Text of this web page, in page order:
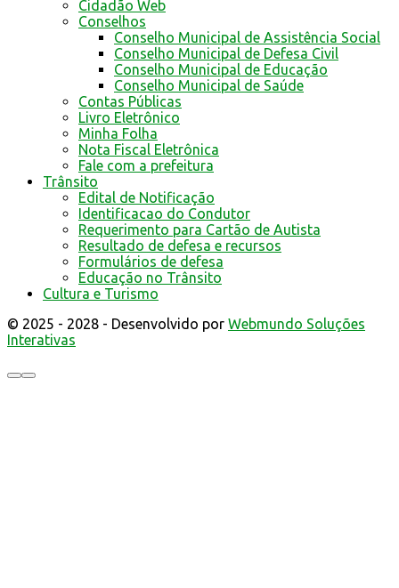
Cidadão Web
Conselhos
Conselho Municipal de Assistência Social
Conselho Municipal de Defesa Civil
Conselho Municipal de Educação
Conselho Municipal de Saúde
Contas Públicas
Livro Eletrônico
Minha Folha
Nota Fiscal Eletrônica
Fale com a prefeitura
Trânsito
Edital de Notificação
Identificacao do Condutor
Requerimento para Cartão de Autista
Resultado de defesa e recursos
Formulários de defesa
Educação no Trânsito
Cultura e Turismo
© 2025 - 2028 - Desenvolvido por Webmundo Soluções
Interativas